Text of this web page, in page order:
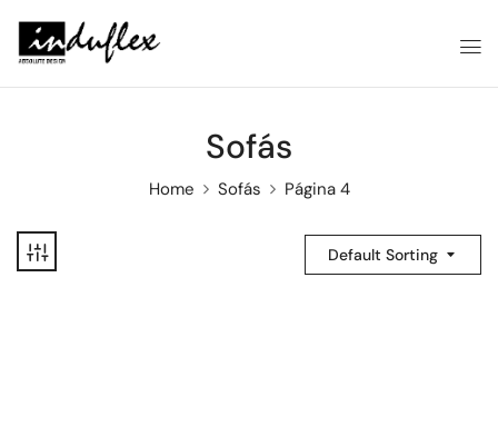
Sofás
Home Sofás Página 4
Default Sorting